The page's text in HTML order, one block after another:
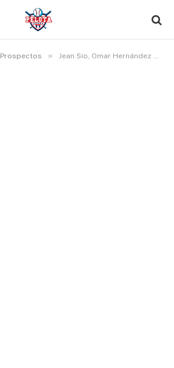
Prospectos » Jean Sio, Omar Hernández y Lázaro Montes sumaron HR en nivel Doble A